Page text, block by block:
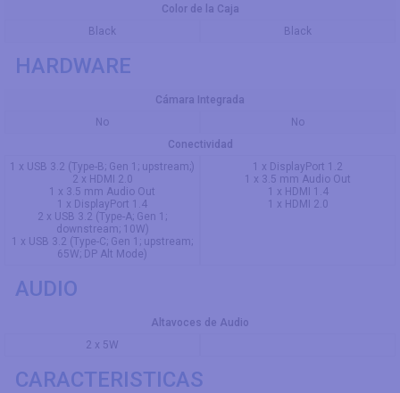
Color de la Caja
Black
Black
HARDWARE
Cámara Integrada
No
No
Conectividad
1 x USB 3.2 (Type-B; Gen 1; upstream;)
2 x HDMI 2.0
1 x 3.5 mm Audio Out
1 x DisplayPort 1.4
2 x USB 3.2 (Type-A; Gen 1;
downstream; 10W)
1 x USB 3.2 (Type-C; Gen 1; upstream;
65W; DP Alt Mode)
1 x DisplayPort 1.2
1 x 3.5 mm Audio Out
1 x HDMI 1.4
1 x HDMI 2.0
AUDIO
Altavoces de Audio
2 x 5W
CARACTERISTICAS